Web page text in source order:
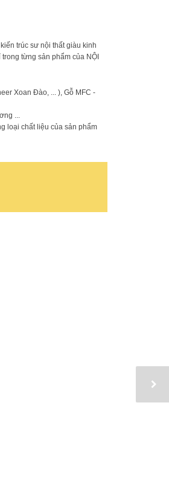
trúc sư nội thất giàu kinh
từng sản phẩm của NỘI
Xoan Đào, ... ), Gỗ MFC -
...
loại chất liệu của sản phẩm